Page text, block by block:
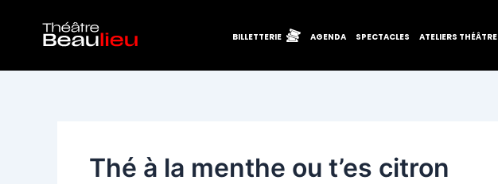
contenu
BILLETTERIE AGENDA SPECTACLES ATELIERS THÉÂTRE
Thé à la menthe ou t’es citron
des
articles